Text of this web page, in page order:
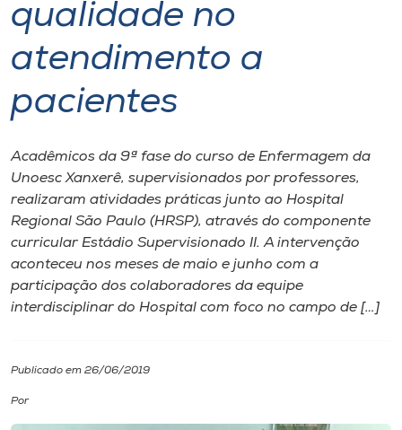
Portal de Ensino
Unoesc
Internacionalização
I.nova
Diplomados
Cultura
CPA
Biblioteca
qualidade no
atendimento a
pacientes
Acadêmicos da 9ª fase do curso de Enfermagem da
Unoesc Xanxerê, supervisionados por professores,
realizaram atividades práticas junto ao Hospital
Regional São Paulo (HRSP), através do componente
curricular Estádio Supervisionado II. A intervenção
aconteceu nos meses de maio e junho com a
participação dos colaboradores da equipe
interdisciplinar do Hospital com foco no campo de […]
Publicado em 26/06/2019
Por